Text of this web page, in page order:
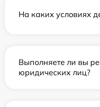
На каких условиях
Выполняете ли вы
юридических лиц?